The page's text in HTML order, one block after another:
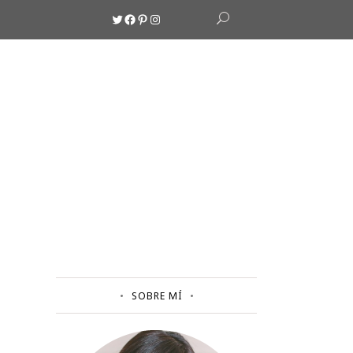
Twitter
Facebook
Pinterest
Instagram
SOBRE MÍ